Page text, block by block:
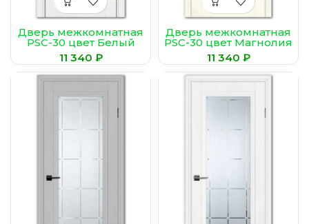
Дверь межкомнатная
PSC-30 цвет Белый
₽
Дверь межкомнатная
PSC-30 цвет Магнолия
₽